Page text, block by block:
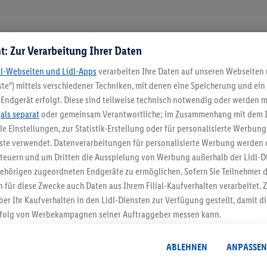
praktisch sein, da das Visier über der Brille
Schnee, ohne dass eine zusätzliche Skibrille nötig
sorgen, oder eingebaute Audiokomponenten, um
für zusätzlichen Schutz gegen Rotationskräfte bei
Ski- und Snowboardbrille
sondern ein wichtiges Ausrüstungsstück
Wind und Schnee. Gleichzeitig sorgt sie für
sondern auch deine Sicherheit auf der Piste.
Zur Verarbeitung Ihrer Daten
Webseiten und Lidl-Apps verarbeiten Ihre Daten auf unseren Webseiten
mittels verschiedener Techniken, mit denen eine Speicherung und
erfolgt. Diese sind teilweise technisch notwendig oder werden
als separat oder gemeinsam Verantwortliche; im Zusammenhang mit dem
Einstellungen, zur Statistik-Erstellung oder für personalisierte
verwendet. Datenverarbeitungen für personalisierte Werbung werden
und um Dritten die Ausspielung von Werbung außerhalb der Lidl-
zugeordneten Endgeräte zu ermöglichen. Sofern Sie Teilnehmer
für diese Zwecke auch Daten aus Ihrem Filial-Kaufverhalten verarbeitet.
Ihr Kaufverhalten in den Lidl-Diensten zur Verfügung gestellt, damit
von Werbekampagnen seiner Auftraggeber messen kann.
Dies umfasst die Zusammenführung von Daten (z.B. über Ihre Nutzung
Diensten, Informationen aus Ihrem Kundenkonto - z.B. Alter oder
ABLEHNEN ANPASSEN